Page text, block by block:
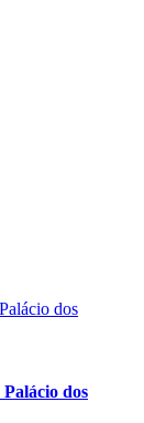
dos